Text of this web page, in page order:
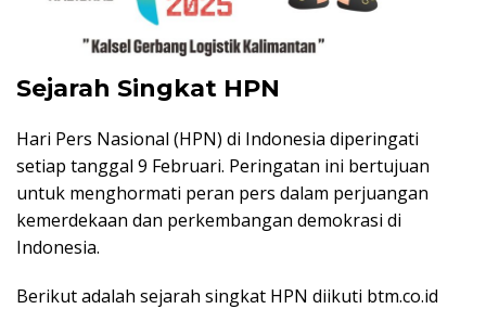
Sejarah Singkat HPN
Hari Pers Nasional (HPN) di Indonesia diperingati
setiap tanggal 9 Februari. Peringatan ini bertujuan
untuk menghormati peran pers dalam perjuangan
kemerdekaan dan perkembangan demokrasi di
Indonesia.
Berikut adalah sejarah singkat HPN diikuti btm.co.id